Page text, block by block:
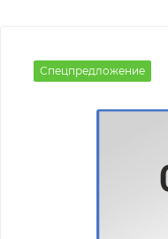
Спецпредложение